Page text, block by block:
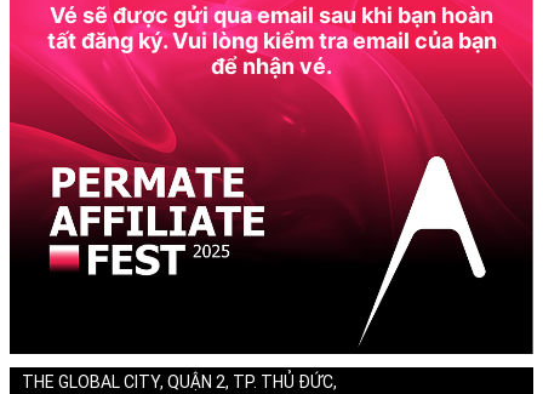
Vé sẽ được gửi qua email sau khi bạn hoàn
tất đăng ký. Vui lòng kiểm tra email của bạn
để nhận vé.
THE GLOBAL CITY, QUẬN 2, TP. THỦ ĐỨC,